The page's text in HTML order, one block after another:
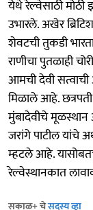
येथे रेल्वेसाठी मोठी
उभारले. अखेर
शेवटची तुकडी
राणीचा पुतळाही
आमची देवी
मिळाले आहे.
मुंबादेवीचे मूळस्थान
जरांगे पाटील यांचे
म्हटले आहे.
रेल्वेस्थानकात
सकाळ+ चेसदस्य व्हा